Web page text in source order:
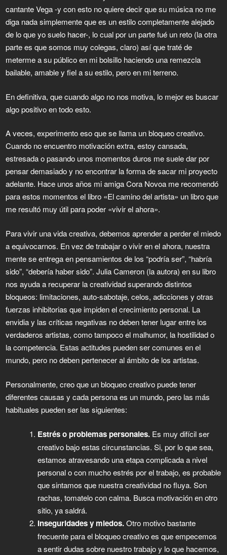
cantante Vega -y con esto no quiere decir que su música no me
diga nada simplemente que es un estilo completamente alejado
de lo que yo suelo hacer-, lo cual por un parte fué un reto (la otra
parte es que somos muy colegas, claro) así que traté de
meterme a su público en mi bolsillo haciendo una remezcla
bailable, amable y fiel a su estilo, pero en mi terreno.
En definitiva, que cuando algo no nos motiva, lo mejor es buscar
algo positivo en todo esto.
A veces, experimento eso que se llama un bloqueo creativo.
Cuando no encuentro motivación extra, estoy cansada,
estresada o pasando unos momentos duros me suele dar por
pensar demasiado y no encontrar la forma de sacar mi proyecto
adelante. Hace unos años mi amiga Cora Novoa me recomendó
para estos momentos el libro «El camino del artista» un libro que
me resultó muy útil para poder «vivir el ahora».
Para vivir una vida creativa, debemos aprender a perder el miedo
a equivocarnos. En vez de trabajar o vivir en el ahora, nuestra
mente se entrega en pensamientos de los “podría ser”, “habría
sido”, “debería haber sido”. Julia Cameron (la autora) en su libro
nos ayuda a recuperar la creatividad superando distintos
bloqueos: limitaciones, auto-sabotaje, celos, adicciones y otras
fuerzas inhibitorias que impiden el crecimiento personal. La
envidia y las críticas negativas no deben tener lugar entre los
verdaderos artistas, como tampoco el malhumor, la hostilidad o
la competencia. Estas actitudes pueden ser comunes en el
mundo, pero no deben pertenecer al ámbito de los artistas.
Personalmente, creo que un bloqueo creativo puede tener
diferentes causas y cada persona es un mundo, pero las más
habituales pueden ser las siguientes:
Estrés o problemas personales. Es muy difícil ser
creativo bajo estas circunstancias. Si, por lo que sea,
estamos atravesando una etapa complicada a nivel
personal o con mucho estrés por el trabajo, es probable
que sintamos que nuestra creatividad no fluya. Son
rachas, tomatelo con calma. Busca motivación en otro
sitio, ya saldrá.
Inseguridades y miedos.Otro motivo bastante
frecuente para el bloqueo creativo es que empecemos
a sentir dudas sobre nuestro trabajo y lo que hacemos,